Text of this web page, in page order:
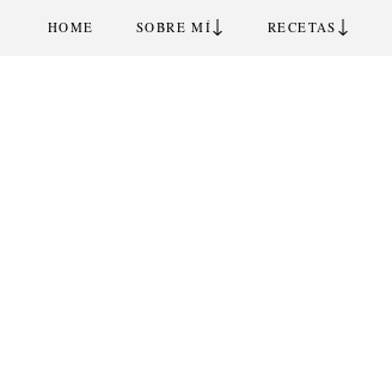
HOME SOBRE MÍ↓ RECETAS ↓